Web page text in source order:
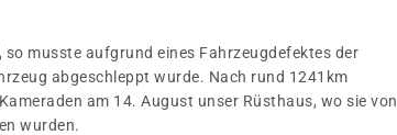
musste aufgrund eines Fahrzeugdefektes der
abgeschleppt wurde. Nach rund 1241km
am 14. August unser Rüsthaus, wo sie von
wurden.